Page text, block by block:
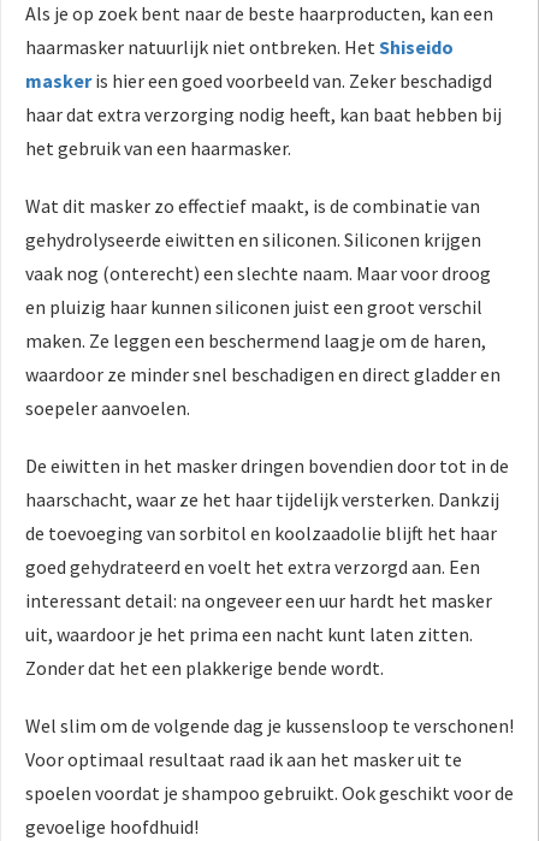
Als je op zoek bent naar de beste haarproducten, kan een
haarmasker natuurlijk niet ontbreken. HetShiseido
maskeris hier een goed voorbeeld van. Zeker beschadigd
haar dat extra verzorging nodig heeft, kan baat hebben bij
het gebruik van een haarmasker.
Wat dit masker zo effectief maakt, is de combinatie van
gehydrolyseerde eiwitten en siliconen. Siliconen krijgen
vaak nog (onterecht) een slechte naam. Maar voor droog
en pluizig haar kunnen siliconen juist een groot verschil
maken. Ze leggen een beschermend laagje om de haren,
waardoor ze minder snel beschadigen en direct gladder en
soepeler aanvoelen.
De eiwitten in het masker dringen bovendien door tot in de
haarschacht, waar ze het haar tijdelijk versterken. Dankzij
de toevoeging van sorbitol en koolzaadolie blijft het haar
goed gehydrateerd en voelt het extra verzorgd aan. Een
interessant detail: na ongeveer een uur hardt het masker
uit, waardoor je het prima een nacht kunt laten zitten.
Zonder dat het een plakkerige bende wordt.
Wel slim om de volgende dag je kussensloop te verschonen!
Voor optimaal resultaat raad ik aan het masker uit te
spoelen voordat je shampoo gebruikt. Ook geschikt voor de
gevoelige hoofdhuid!